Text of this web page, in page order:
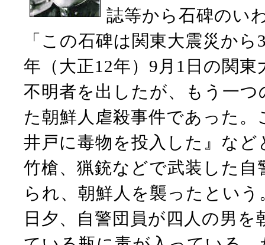
誌等から石碑のい
「この石碑は関東大震災か
年（大正12年）9月1日の関
不明者を出したが、もう一
た朝鮮人虐殺事件であった
井戸に毒物を投入した』な
竹槍、猟銃などで武装した
られ、朝鮮人を襲ったとい
日夕、自警団員が四人の男